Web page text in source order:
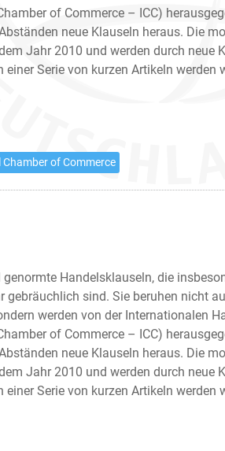
of Commerce – ICC)
neue Klauseln heraus. Die
Jahr 2010 und werden durch neue
einer Serie von kurzen Artikeln werden
of Commerce
Handelsklauseln, die
gebräuchlich sind. Sie beruhen nicht
werden von der Internationalen
of Commerce – ICC)
neue Klauseln heraus. Die
Jahr 2010 und werden durch neue
einer Serie von kurzen Artikeln werden